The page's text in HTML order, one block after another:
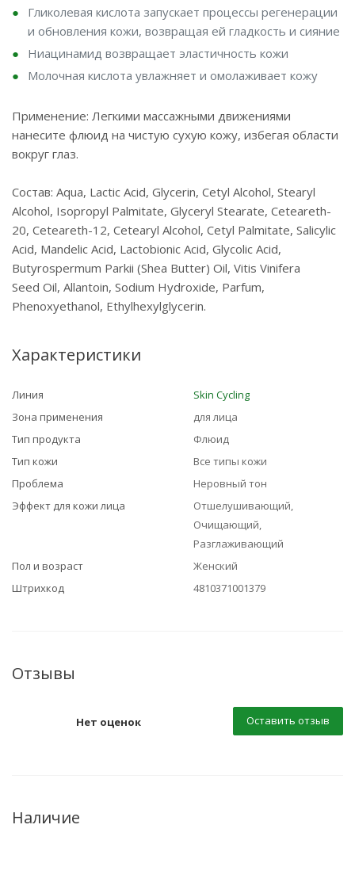
Гликолевая кислота запускает процессы регенерации
и обновления кожи, возвращая ей гладкость и сияние
Ниацинамид возвращает эластичность кожи
Молочная кислота увлажняет и омолаживает кожу
Применение: Легкими массажными движениями
нанесите флюид на чистую сухую кожу, избегая области
вокруг глаз.
Состав: Aqua, Lactic Acid, Glycerin, Cetyl Alcohol, Stearyl
Alcohol, Isopropyl Palmitate, Glyceryl Stearate, Ceteareth-
20, Ceteareth-12, Cetearyl Alcohol, Cetyl Palmitate, Salicylic
Acid, Mandelic Acid, Lactobionic Acid, Glycolic Acid,
Butyrospermum Parkii (Shea Butter) Oil, Vitis Vinifera
Seed Oil, Allantoin, Sodium Hydroxide, Parfum,
Phenoxyethanol, Ethylhexylglycerin.
Характеристики
Линия
Skin Cycling
Зона применения
для лица
Тип продукта
Флюид
Тип кожи
Все типы кожи
Проблема
Неровный тон
Эффект для кожи лица
Отшелушивающий,
Очищающий,
Разглаживающий
Пол и возраст
Женский
Штрихкод
4810371001379
Отзывы
Нет оценок Оставить отзыв
Наличие